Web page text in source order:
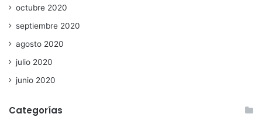
octubre 2020
septiembre 2020
agosto 2020
julio 2020
junio 2020
Categorías